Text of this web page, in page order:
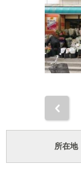
所在地